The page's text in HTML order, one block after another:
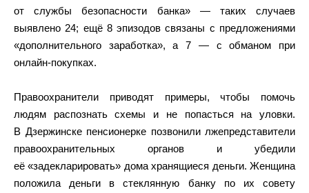
от службы безопасности банка» — таких случаев
выявлено 24; ещё 8 эпизодов связаны с предложениями
«дополнительного заработка», а 7 — с обманом при
онлайн‑покупках.
Правоохранители приводят примеры, чтобы помочь
людям распознать схемы и не попасться на уловки.
В Дзержинске пенсионерке позвонили лжепредставители
правоохранительных органов и убедили
её «задекларировать» дома хранящиеся деньги. Женщина
положила деньги в стеклянную банку по их совету